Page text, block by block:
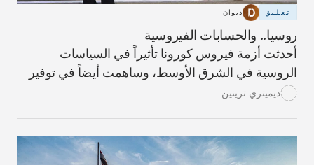
تعليق ديوان
روسيا.. والحسابات الفيروسية
أحدثت أزمة فيروس كورونا تأثيراً في السياسات
الروسية في الشرق الأوسط، وساهمت أيضاً في توفير
فرص.ديميتري ترينين